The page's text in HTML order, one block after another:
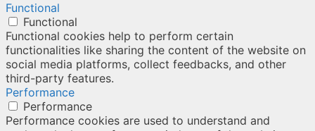
Functional
Functional
Functional cookies help to perform certain
functionalities like sharing the content of the website on
social media platforms, collect feedbacks, and other
third-party features.
Performance
Performance
Performance cookies are used to understand and